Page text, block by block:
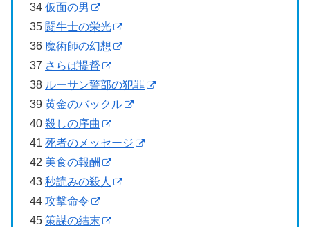
34 仮面の男
35 闘牛士の栄光
36 魔術師の幻想
37 さらば提督
38 ルーサン警部の犯罪
39 黄金のバックル
40 殺しの序曲
41 死者のメッセージ
42 美食の報酬
43 秒読みの殺人
44 攻撃命令
45 策謀の結末